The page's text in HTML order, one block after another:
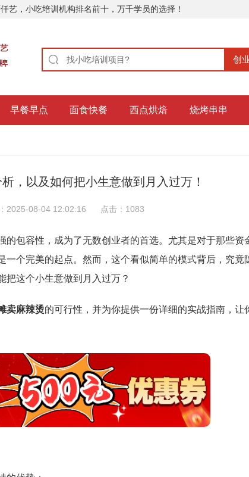
艺，小吃培训机构排名前十，万千学员的选择！
早餐早点 面食快餐 西点烘焙 烧烤串串
，以及如何把小生意做到月入过万！
2025-08-04 12:02:16 点击： 1083
的包容性，成为了无数创业者的首选。尤其是对于那些资
一个完美的起点。然而，这个看似简单的模式背后，究竟
把这个小生意做到月入过万？
卖麻辣烫的可行性，并为你提供一份详细的实战指南，让